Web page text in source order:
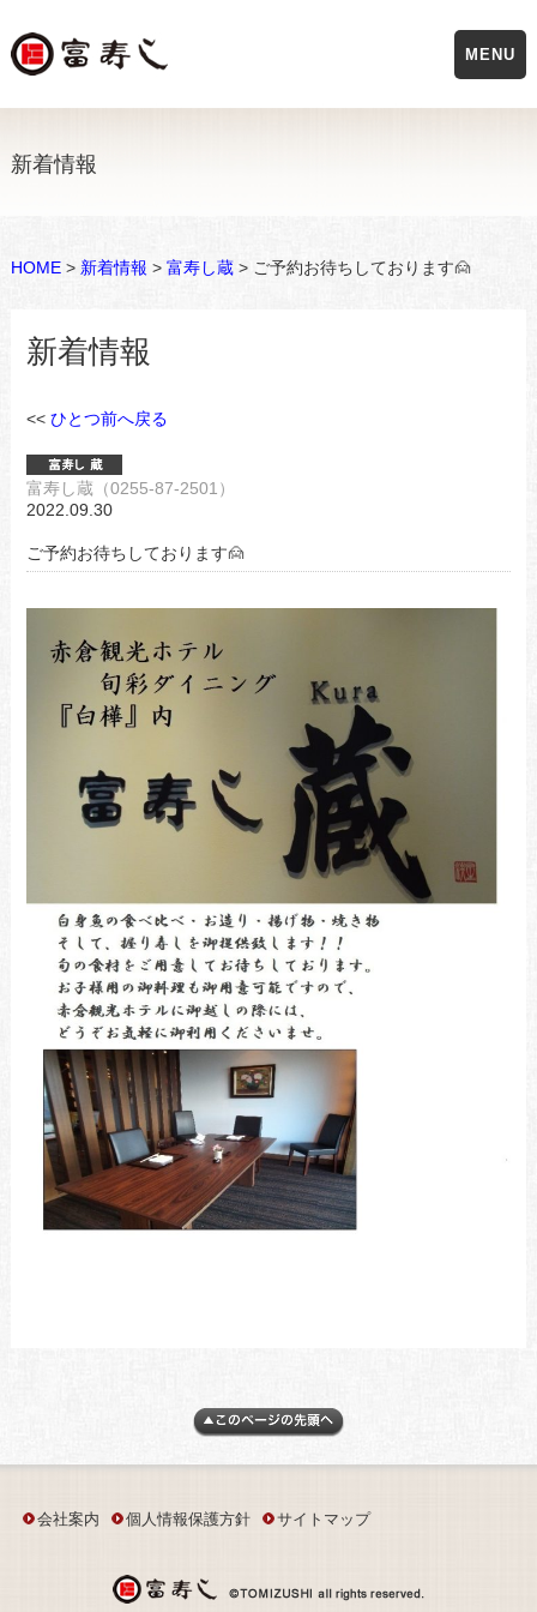
新着情報
HOME> 新着情報 > 富寿し蔵> ご予約お待ちしております🙍
新着情報
<< ひとつ前へ戻る
富寿し蔵（0255-87-2501）
2022.09.30
ご予約お待ちしております🙍
会社案内 個人情報保護方針 サイトマップ
MENU